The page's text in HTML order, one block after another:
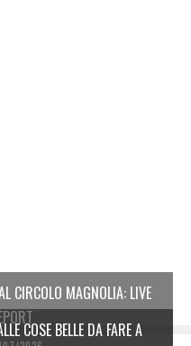
CIRCOLO MAGNOLIA: LIVE
COSE BELLE DA FARE A